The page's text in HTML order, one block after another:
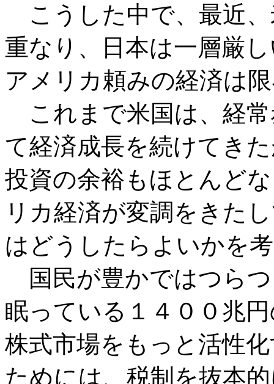
こうした中で、最近
重なり、日本は一層厳
アメリカ頼みの経済は
これまで米国は、経
て経済成長を続けてき
投資の余裕もほとんど
リカ経済が変調をきた
はどうしたらよいかを
国民が豊かではつら
眠っている１４００兆
株式市場をもっと活性
ためには、税制を抜本